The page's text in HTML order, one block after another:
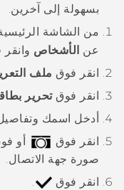
الدعم
أجهزة HTC والملحقات
بسهولة إلى آخرين.
من الشاشة
عن الأشخاص وانقر
انقر فوق ملف
انقر فوقتحرير
أدخل اسمك وتفاصيل
انقر فوق
أو
صورة جهة الاتصال.
انقر فوق
.